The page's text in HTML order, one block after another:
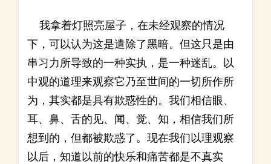
我拿着灯照亮屋子，在未经观察的情况
下，可以认为这是遣除了黑暗。但这只是由
串习力所导致的一种实执，是一种迷乱。以
中观的道理来观察它乃至世间的一切所作所
为，其实都是具有欺惑性的。我们相信眼、
耳、鼻、舌的见、闻、觉、知，相信我们所
想到的，但都被欺惑了。现在我们以理观察
以后，知道以前的快乐和痛苦都是不真实